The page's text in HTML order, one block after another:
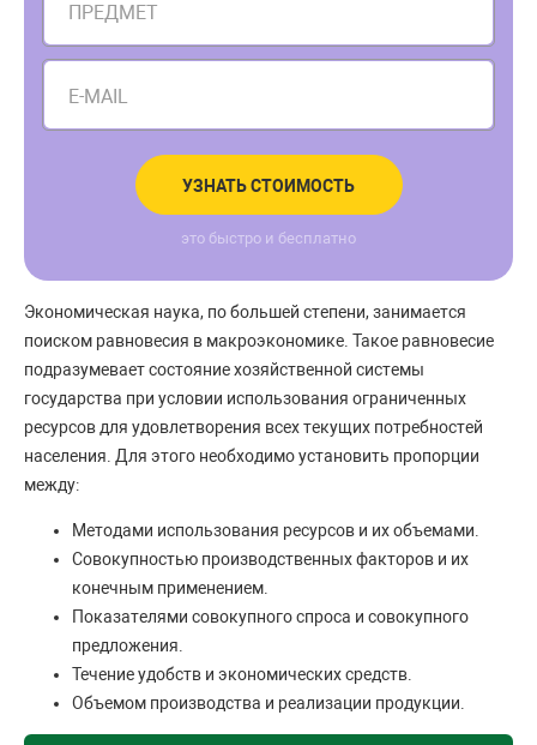
ПРЕДМЕТ
E-MAIL
УЗНАТЬ СТОИМОСТЬ
это быстро и бесплатно
Экономическая наука, по большей степени, занимается
поиском равновесия в макроэкономике. Такое равновесие
подразумевает состояние хозяйственной системы
государства при условии использования ограниченных
ресурсов для удовлетворения всех текущих потребностей
населения. Для этого необходимо установить пропорции
между:
Методами использования ресурсов и их объемами.
Совокупностью производственных факторов и их
конечным применением.
Показателями совокупного спроса и совокупного
предложения.
Течение удобств и экономических средств.
Объемом производства и реализации продукции.